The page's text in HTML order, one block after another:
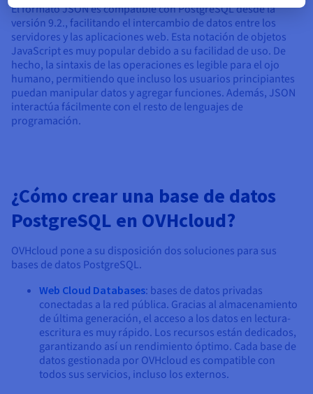
El formato JSON es compatible con PostgreSQL desde la
versión 9.2., facilitando el intercambio de datos entre los
servidores y las aplicaciones web. Esta notación de objetos
JavaScript es muy popular debido a su facilidad de uso. De
hecho, la sintaxis de las operaciones es legible para el ojo
humano, permitiendo que incluso los usuarios principiantes
puedan manipular datos y agregar funciones. Además, JSON
interactúa fácilmente con el resto de lenguajes de
programación.
¿Cómo crear una base de datos
PostgreSQL en OVHcloud?
OVHcloud pone a su disposición dos soluciones para sus
bases de datos PostgreSQL.
Web Cloud Databases: bases de datos privadas
conectadas a la red pública. Gracias al almacenamiento
de última generación, el acceso a los datos en lectura-
escritura es muy rápido. Los recursos están dedicados,
garantizando así un rendimiento óptimo. Cada base de
datos gestionada por OVHcloud es compatible con
todos sus servicios, incluso los externos.